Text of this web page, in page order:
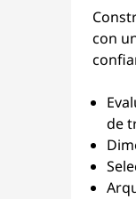
con
de